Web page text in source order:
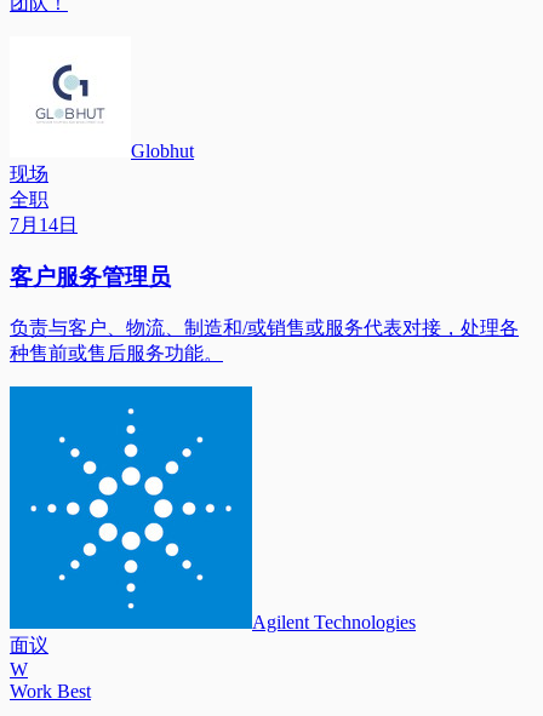
Globhut
现场
全职
7月14日
客户服务管理员
负责与客户、物流、制造和/或销售或服务代表对接，处理各
种售前或售后服务功能。
Agilent Technologies
面议
W
Work Best